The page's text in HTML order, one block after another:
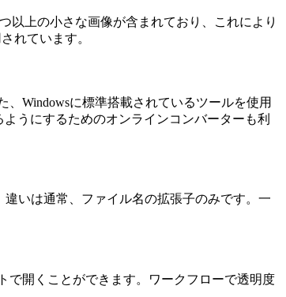
以上の小さな画像が含まれており、これにより
れています。
、Windowsに標準搭載されているツールを使用
うにするためのオンラインコンバーターも利
いは通常、ファイル名の拡張子のみです。一
で開くことができます。ワークフローで透明度